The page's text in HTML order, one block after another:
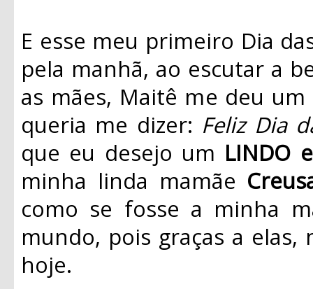
E esse meu primeiro Dia
pela manhã, ao escutar a
as mães, Maitê me deu
queria me dizer: Feliz Dia
que eu desejo um LINDO
minha linda mamãe
como se fosse a minha
mundo, pois graças a elas,
hoje.